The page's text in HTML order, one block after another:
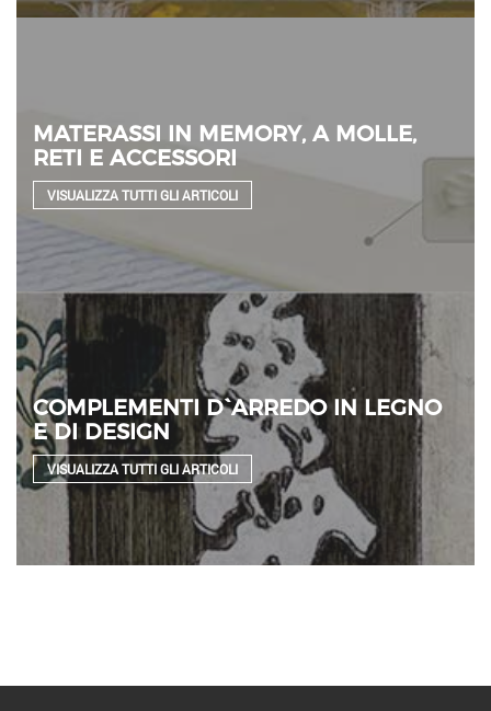
MATERASSI IN MEMORY, A MOLLE,
RETI E ACCESSORI
VISUALIZZA TUTTI GLI ARTICOLI
COMPLEMENTI D`ARREDO IN LEGNO
E DI DESIGN
VISUALIZZA TUTTI GLI ARTICOLI